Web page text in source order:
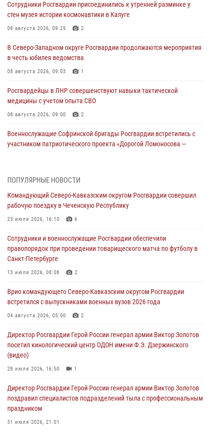
Сотрудники Росгвардии присоединились к утренней разминке у
стен музея истории космонавтики в Калуге
08 августа 2026, 09:29 2
В Северо-Западном округе Росгвардии продолжаются мероприятия
в честь юбилея ведомства
08 августа 2026, 09:03 1
Росгвардейцы в ЛНР совершенствуют навыки тактической
медицины с учетом опыта СВО
08 августа 2026, 09:00 2
Военнослужащие Софринской бригады Росгвардии встретились с
участником патриотического проекта «Дорогой Ломоносова —
настольному теннису ко Дню физкультурника
08 августа 2026, 07:00
Кузбассе
08 августа 2026, 07:00
ОМОН «Ойрат» Управления Росгвардии по Республике Калмыкия
08 августа 2026, 07:00
В Москве росгвардейцы оказали помощь медикам и девушке с
08 августа 2026, 06:32 1
ПОПУЛЯРНЫЕ НОВОСТИ
Командующий Северо-Кавказским округом Росгвардии совершил
рабочую поездку в Чеченскую Республику
23 июля 2026, 16:10 6
Сотрудники и военнослужащие Росгвардии обеспечили
правопорядок при проведении товарищеского матча по футболу в
Санкт-Петербурге
13 июля 2026, 08:08 2
Врио командующего Северо-Кавказским округом Росгвардии
встретился с выпускниками военных вузов 2026 года
04 августа 2026, 05:00 2
Директор Росгвардии Герой России генерал армии Виктор Золотов
посетил кинологический центр ОДОН имени Ф.Э. Дзержинского
(видео)
28 июля 2026, 16:50 1
Директор Росгвардии Герой России генерал армии Виктор Золотов
поздравил специалистов подразделений тыла с профессиональным
праздником
31 июля 2026, 21:01